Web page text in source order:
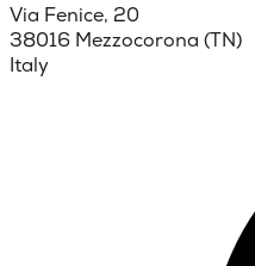
Via Fenice, 20
38016 Mezzocorona (TN)
Italy